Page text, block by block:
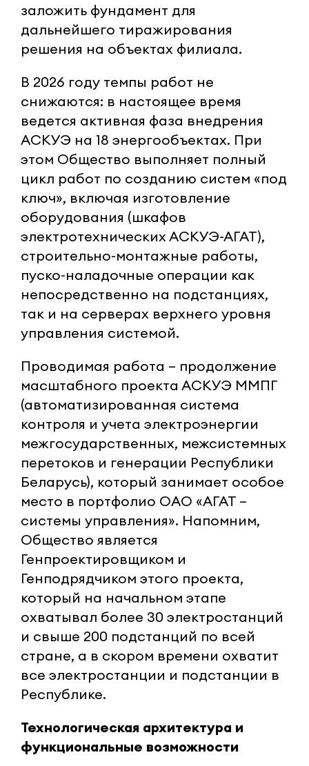
заложить фундамент для
дальнейшего тиражирования
решения на объектах филиала.
В 2026 году темпы работ не
снижаются: в настоящее время
ведется активная фаза внедрения
АСКУЭ на 18 энергообъектах. При
этом Общество выполняет полный
цикл работ по созданию систем «под
ключ», включая изготовление
оборудования (шкафов
электротехнических АСКУЭ-АГАТ),
строительно-монтажные работы,
пуско-наладочные операции как
непосредственно на подстанциях,
так и на серверах верхнего уровня
управления системой.
Проводимая работа – продолжение
масштабного проекта АСКУЭ ММПГ
(автоматизированная система
контроля и учета электроэнергии
межгосударственных, межсистемных
перетоков и генерации Республики
Беларусь), который занимает особое
место в портфолио ОАО «АГАТ –
системы управления». Напомним,
Общество является
Генпроектировщиком и
Генподрядчиком этого проекта,
который на начальном этапе
охватывал более 30 электростанций
и свыше 200 подстанций по всей
стране, а в скором времени охватит
все электростанции и подстанции в
Республике.
Технологическая архитектура и
функциональные возможности